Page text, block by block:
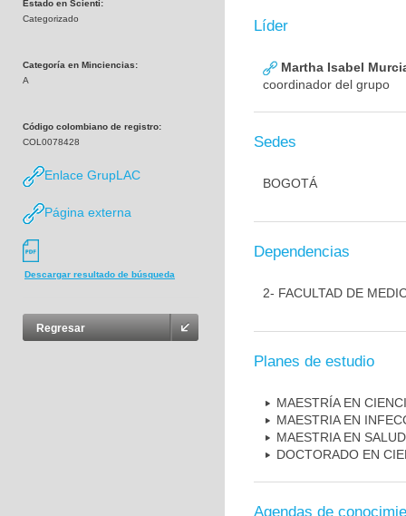
Estado en Scienti:
Categorizado
Categoría en Minciencias:
A
Código colombiano de registro:
COL0078428
Enlace GrupLAC
Página externa
Descargar resultado de búsqueda
Regresar
Líder
Martha Isabel
coordinador del grupo
Sedes
BOGOTÁ
Dependencias
2- FACULTAD DE
Planes de estudio
MAESTRÍA EN
MAESTRIA EN
MAESTRIA EN
DOCTORADO EN
Agendas de